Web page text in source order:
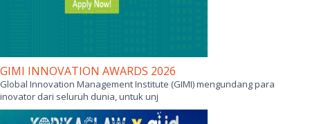
GIMI INNOVATION AWARDS 2026
Global Innovation Management Institute (GIMI) mengundang para
inovator dari seluruh dunia, untuk unj